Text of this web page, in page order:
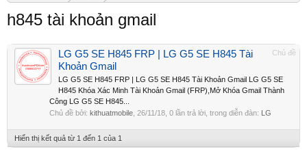
h845 tài khoản gmail
Chủ đề
LG G5 SE H845 FRP | LG G5 SE H845 Tài
Khoản Gmail
LG G5 SE H845 FRP | LG G5 SE H845 Tài Khoản Gmail LG G5 SE
H845 Khóa Xác Minh Tài Khoản Gmail (FRP),Mở Khóa Gmail Thành
Công LG G5 SE H845...
Chủ đề bởi: kithuatmobile 26/11/18 , 0 lần trả lời, trong diễn đàn: LG
Hiển thị kết quả từ 1 đến 1 của 1